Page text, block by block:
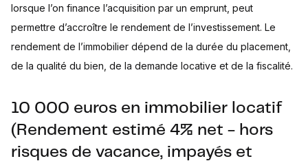
lorsque l’on finance l’acquisition par un emprunt, peut
permettre d’accroître le rendement de l’investissement. Le
rendement de l’immobilier dépend de la durée du placement,
de la qualité du bien, de la demande locative et de la fiscalité.
10 000 euros en immobilier locatif
(Rendement estimé 4% net - hors
risques de vacance, impayés et